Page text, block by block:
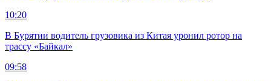
10:20
В Бурятии водитель грузовика из Китая уронил ротор на
трассу «Байкал»
09:58